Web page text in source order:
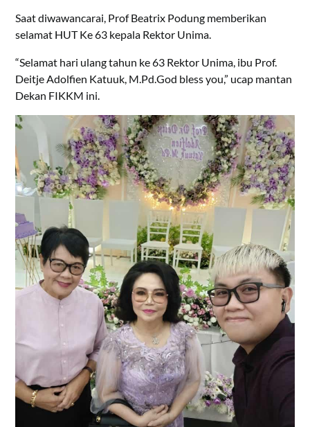
Saat diwawancarai, Prof Beatrix Podung memberikan
selamat HUT Ke 63 kepala Rektor Unima.
“Selamat hari ulang tahun ke 63 ‪Rektor Unima, ibu Prof.
Deitje Adolfien Katuuk, M.Pd‬.God bless you,” ucap mantan
Dekan FIKKM ini.